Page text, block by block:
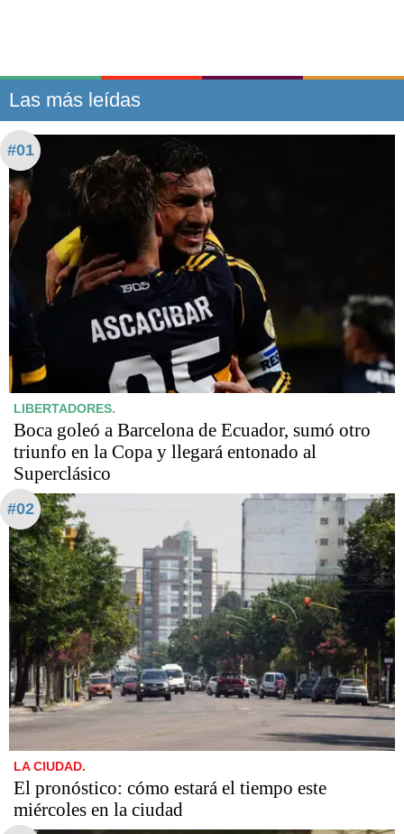
Las más leídas
#01
LIBERTADORES.
Boca goleó a Barcelona de Ecuador, sumó otro
triunfo en la Copa y llegará entonado al
Superclásico
#02
LA CIUDAD.
El pronóstico: cómo estará el tiempo este
miércoles en la ciudad